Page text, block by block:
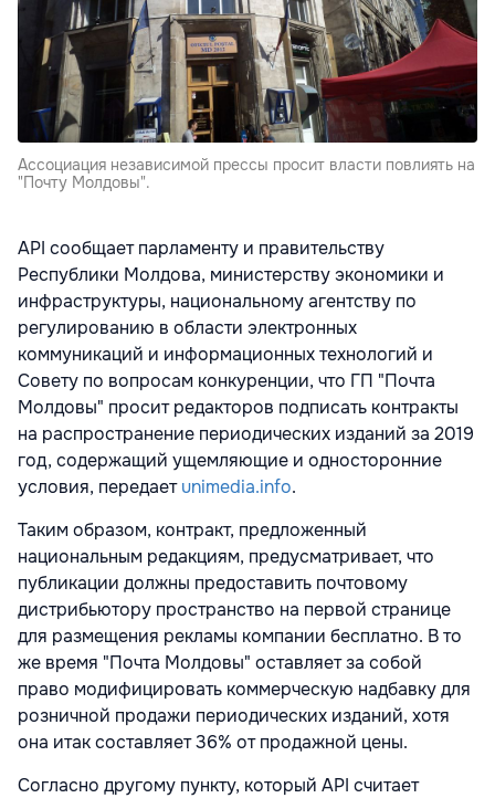
Ассоциация независимой прессы просит власти повлиять на
"Почту Молдовы".
API сообщает парламенту и правительству
Республики Молдова, министерству экономики и
инфраструктуры, национальному агентству по
регулированию в области электронных
коммуникаций и информационных технологий и
Совету по вопросам конкуренции, что ГП "Почта
Молдовы" просит редакторов подписать контракты
на распространение периодических изданий за 2019
год, содержащий ущемляющие и односторонние
условия, передаетunimedia.info.
Таким образом, контракт, предложенный
национальным редакциям, предусматривает, что
публикации должны предоставить почтовому
дистрибьютору пространство на первой странице
для размещения рекламы компании бесплатно. В то
же время "Почта Молдовы" оставляет за собой
право модифицировать коммерческую надбавку для
розничной продажи периодических изданий, хотя
она итак составляет 36% от продажной цены.
Согласно другому пункту, который API считает